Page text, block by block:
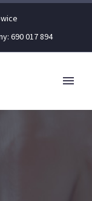
690 017 894